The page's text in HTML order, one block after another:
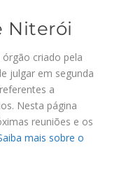
Niterói
criado pela
julgar em segunda
a
Nesta página
reuniões e os
mais sobre o